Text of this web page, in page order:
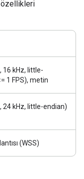
özellikleri
16 kHz, little-
1 FPS), metin
24 kHz, little-endian)
(WSS)